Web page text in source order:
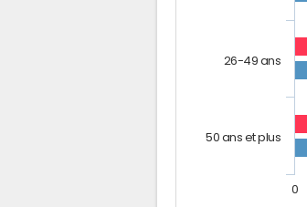
26-49 ans
50 ans et plus
0